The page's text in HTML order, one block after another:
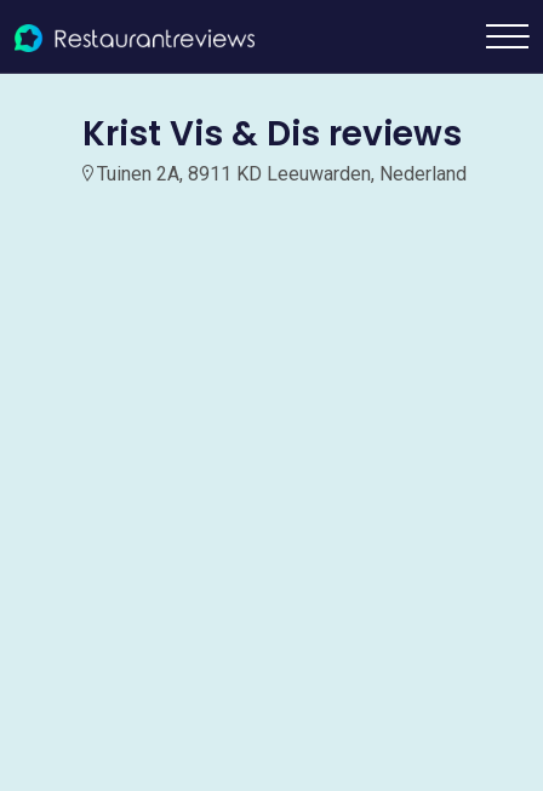
Krist Vis & Dis reviews
Tuinen 2A, 8911 KD Leeuwarden, Nederland